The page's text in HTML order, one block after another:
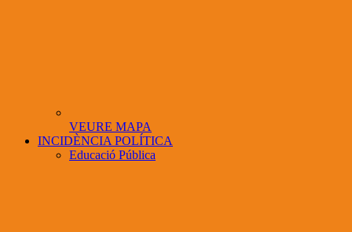
VEURE MAPA
INCIDÈNCIA POLÍTICA
Educació Pública